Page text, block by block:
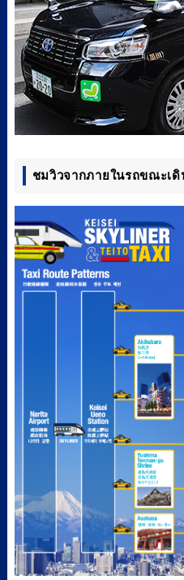
ชมวิวจากภายในรถขณะเดิ